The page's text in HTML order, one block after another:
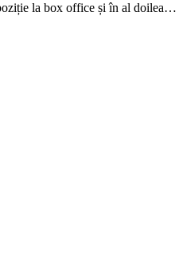
la box office și în al doilea…